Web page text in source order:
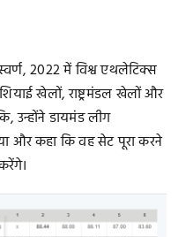
2022 में विश्व एथलेटिक्स
खेलों, राष्ट्रमंडल खेलों और
उन्होंने डायमंड लीग
और कहा कि वह सेट पूरा करने